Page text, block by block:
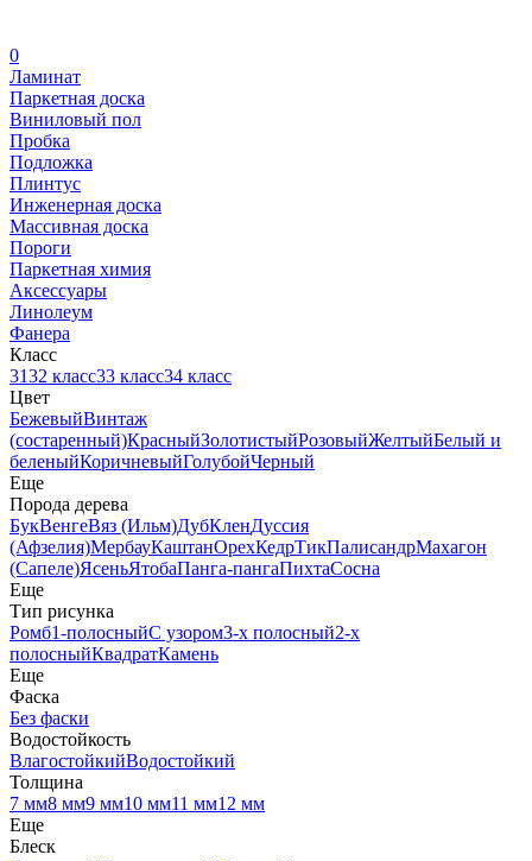
0
Ламинат
Паркетная доска
Виниловый пол
Пробка
Подложка
Плинтус
Инженерная доска
Массивная доска
Пороги
Паркетная химия
Аксессуары
Линолеум
Фанера
Класс
3132 класс33 класс34 класс
Цвет
БежевыйВинтаж
(состаренный)КрасныйЗолотистыйРозовыйЖелтыйБелый и
беленыйКоричневыйГолубойЧерный
Еще
Порода дерева
БукВенгеВяз (Ильм)ДубКленДуссия
(Афзелия)МербауКаштанОрехКедрТикПалисандрМахагон
(Сапеле)ЯсеньЯтобаПанга-пангаПихтаСосна
Еще
Тип рисунка
Ромб1-полосныйС узором3-х полосный2-х
полосныйКвадратКамень
Еще
Фаска
Без фаски
Водостойкость
ВлагостойкийВодостойкий
Толщина
7 мм8 мм9 мм10 мм11 мм12 мм
Еще
Блеск